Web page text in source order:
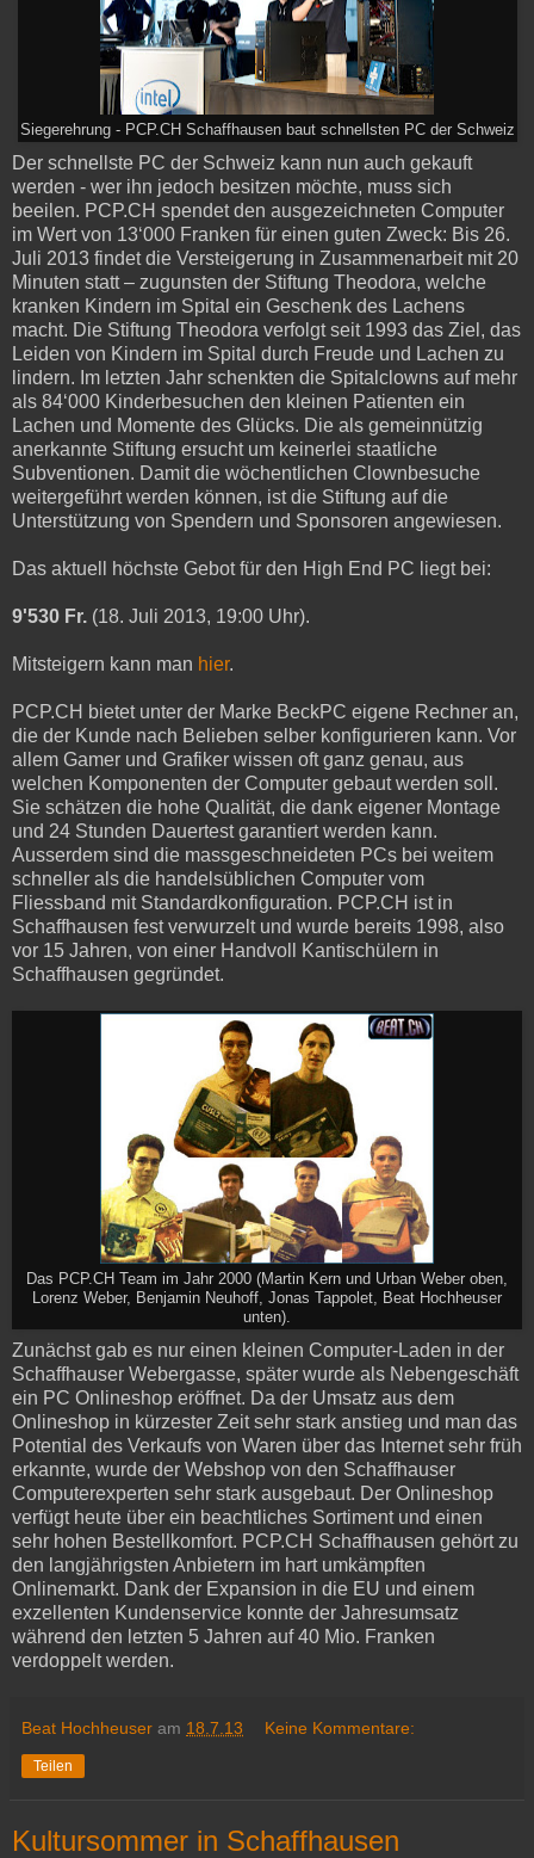
Siegerehrung - PCP.CH Schaffhausen baut schnellsten PC der Schweiz
Der schnellste PC der Schweiz kann nun auch gekauft
werden - wer ihn jedoch besitzen möchte, muss sich
beeilen. PCP.CH spendet den ausgezeichneten Computer
im Wert von 13‘000 Franken für einen guten Zweck: Bis 26.
Juli 2013 findet die Versteigerung in Zusammenarbeit mit 20
Minuten statt – zugunsten der Stiftung Theodora, welche
kranken Kindern im Spital ein Geschenk des Lachens
macht. Die Stiftung Theodora verfolgt seit 1993 das Ziel, das
Leiden von Kindern im Spital durch Freude und Lachen zu
lindern. Im letzten Jahr schenkten die Spitalclowns auf mehr
als 84‘000 Kinderbesuchen den kleinen Patienten ein
Lachen und Momente des Glücks. Die als gemeinnützig
anerkannte Stiftung ersucht um keinerlei staatliche
Subventionen. Damit die wöchentlichen Clownbesuche
weitergeführt werden können, ist die Stiftung auf die
Unterstützung von Spendern und Sponsoren angewiesen.
Das aktuell höchste Gebot für den High End PC liegt bei:
9'530 Fr. (18. Juli 2013, 19:00 Uhr).
Mitsteigern kann man hier.
PCP.CH bietet unter der Marke BeckPC eigene Rechner an,
die der Kunde nach Belieben selber konfigurieren kann. Vor
allem Gamer und Grafiker wissen oft ganz genau, aus
welchen Komponenten der Computer gebaut werden soll.
Sie schätzen die hohe Qualität, die dank eigener Montage
und 24 Stunden Dauertest garantiert werden kann.
Ausserdem sind die massgeschneideten PCs bei weitem
schneller als die handelsüblichen Computer vom
Fliessband mit Standardkonfiguration. PCP.CH ist in
Schaffhausen fest verwurzelt und wurde bereits 1998, also
vor 15 Jahren, von einer Handvoll Kantischülern in
Schaffhausen gegründet.
Das PCP.CH Team im Jahr 2000 (Martin Kern und Urban Weber oben,
Lorenz Weber, Benjamin Neuhoff, Jonas Tappolet, Beat Hochheuser
unten).
Zunächst gab es nur einen kleinen Computer-Laden in der
Schaffhauser Webergasse, später wurde als Nebengeschäft
ein PC Onlineshop eröffnet. Da der Umsatz aus dem
Onlineshop in kürzester Zeit sehr stark anstieg und man das
Potential des Verkaufs von Waren über das Internet sehr früh
erkannte, wurde der Webshop von den Schaffhauser
Computerexperten sehr stark ausgebaut. Der Onlineshop
verfügt heute über ein beachtliches Sortiment und einen
sehr hohen Bestellkomfort. PCP.CH Schaffhausen gehört zu
den langjährigsten Anbietern im hart umkämpften
Onlinemarkt. Dank der Expansion in die EU und einem
exzellenten Kundenservice konnte der Jahresumsatz
während den letzten 5 Jahren auf 40 Mio. Franken
verdoppelt werden.
Beat Hochheuser am 18.7.13 Keine Kommentare:
Teilen
Kultursommer in Schaffhausen